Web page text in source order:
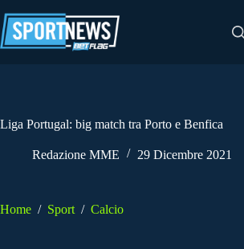
al
contenuto
Liga Portugal: big match tra Porto e Benfica
Redazione MME 29 Dicembre 2021
Home / Sport / Calcio